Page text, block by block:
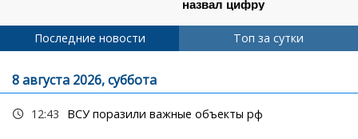
Последние новости Топ за сутки
8 августа 2026, суббота
12:43 ВСУ поразили важные объекты рф